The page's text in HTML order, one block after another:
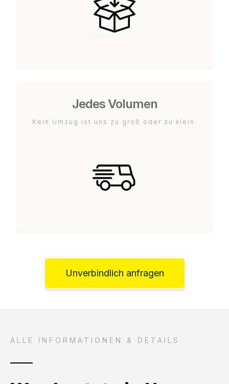
Jedes Volumen
Kein Umzug ist uns zu groß oder zu klein.
Unverbindlich anfragen
ALLE INFORMATIONEN & DETAILS